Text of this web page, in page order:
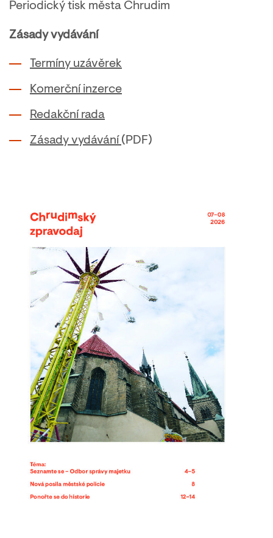
Periodický tisk města Chrudim
Zásady vydávání
Termíny uzávěrek
Komerční inzerce
Redakční rada
Zásady vydávání (PDF)